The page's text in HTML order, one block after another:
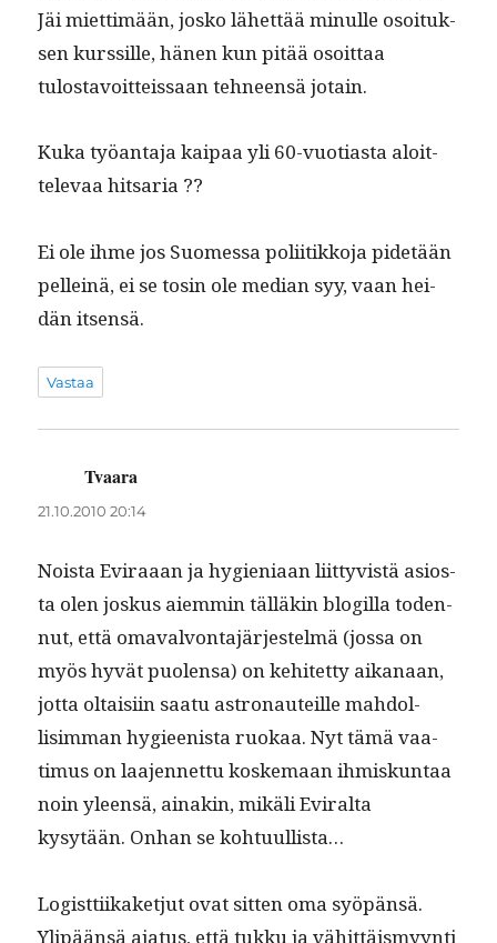
Jäi miet­timään, josko lähet­tää min­ulle osoituk­
sen kurssille, hänen kun pitää osoit­taa
tulostavoit­teis­saan tehneen­sä jotain.
Kuka työan­ta­ja kaipaa yli 60-vuo­ti­as­ta aloit­
tel­e­vaa hitsaria ??
Ei ole ihme jos Suomes­sa poli­itikko­ja pide­tään
pelleinä, ei se tosin ole medi­an syy, vaan hei­
dän itsensä.
Vastaa
Tvaara
21.10.2010 20:14
Noista Evi­raaan ja hygien­i­aan liit­tyvistä asios­
ta olen joskus aiem­min täl­läkin blogilla toden­
nut, että omavalvon­ta­jär­jestelmä (jos­sa on
myös hyvät puolen­sa) on kehitet­ty aikanaan,
jot­ta oltaisi­in saatu astro­nauteille mah­dol­
lisim­man hygieenista ruokaa. Nyt tämä vaa­
timus on laa­jen­net­tu koske­maan ihmiskun­taa
noin yleen­sä, ainakin, mikäli Evi­ral­ta
kysytään. Onhan se kohtuullista…
Logist­ti­ikaketjut ovat sit­ten oma syöpän­sä.
Ylipään­sä aja­tus, että tukku ja vähit­täis­myyn­ti